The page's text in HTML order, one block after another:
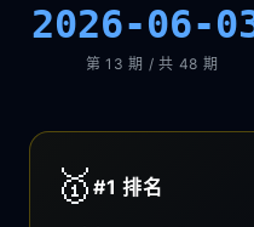
2026-06-
第 13 期 / 共 48 期
🥇 #1排名